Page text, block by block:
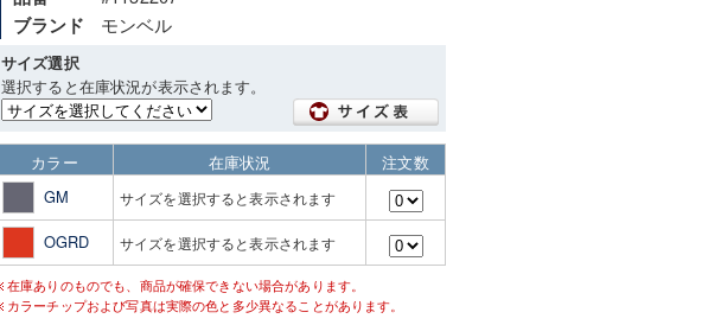
ブランド モンベル
サイズ選択
選択すると在庫状況が表示されます。
カラー 在庫状況
注文数
GM
サイズを選択すると表示されます
OGRD サイズを選択すると表示されます
在庫ありのものでも、商品が確保できない場合があります。
カラーチップおよび写真は実際の色と多少異なることがあります。